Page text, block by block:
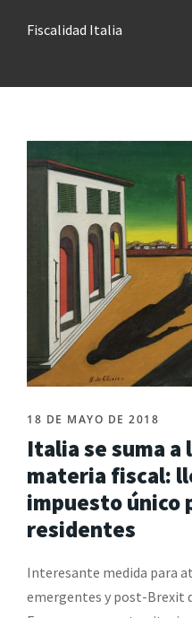
Fiscalidad Italia
18 DE MAYO DE 2018
Italia se suma a
materia fiscal:
impuesto único
residentes
Interesante medida para
emergentes y post-Brexit